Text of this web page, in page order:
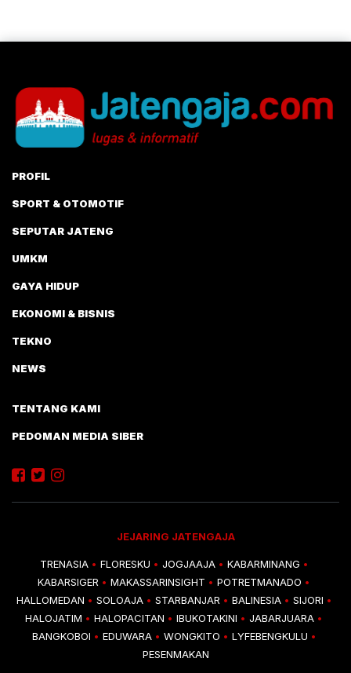
PROFIL
SPORT & OTOMOTIF
SEPUTAR JATENG
UMKM
GAYA HIDUP
EKONOMI & BISNIS
TEKNO
NEWS
TENTANG KAMI
PEDOMAN MEDIA SIBER
JEJARING JATENGAJA
TRENASIA • FLORESKU • JOGJAAJA • KABARMINANG •
KABARSIGER • MAKASSARINSIGHT • POTRETMANADO •
HALLOMEDAN • SOLOAJA • STARBANJAR • BALINESIA • SIJORI •
HALOJATIM • HALOPACITAN • IBUKOTAKINI • JABARJUARA •
BANGKOBOI • EDUWARA • WONGKITO • LYFEBENGKULU •
PESENMAKAN